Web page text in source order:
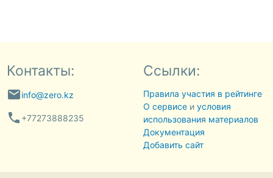
Контакты:
emailinfo@zero.kz
phone +77273888235
Ссылки:
Правила участия в рейтинге
О сервисеи условия
использования материалов
Документация
Добавить сайт